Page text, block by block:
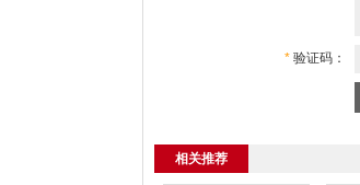
* 验证码：
相关推荐